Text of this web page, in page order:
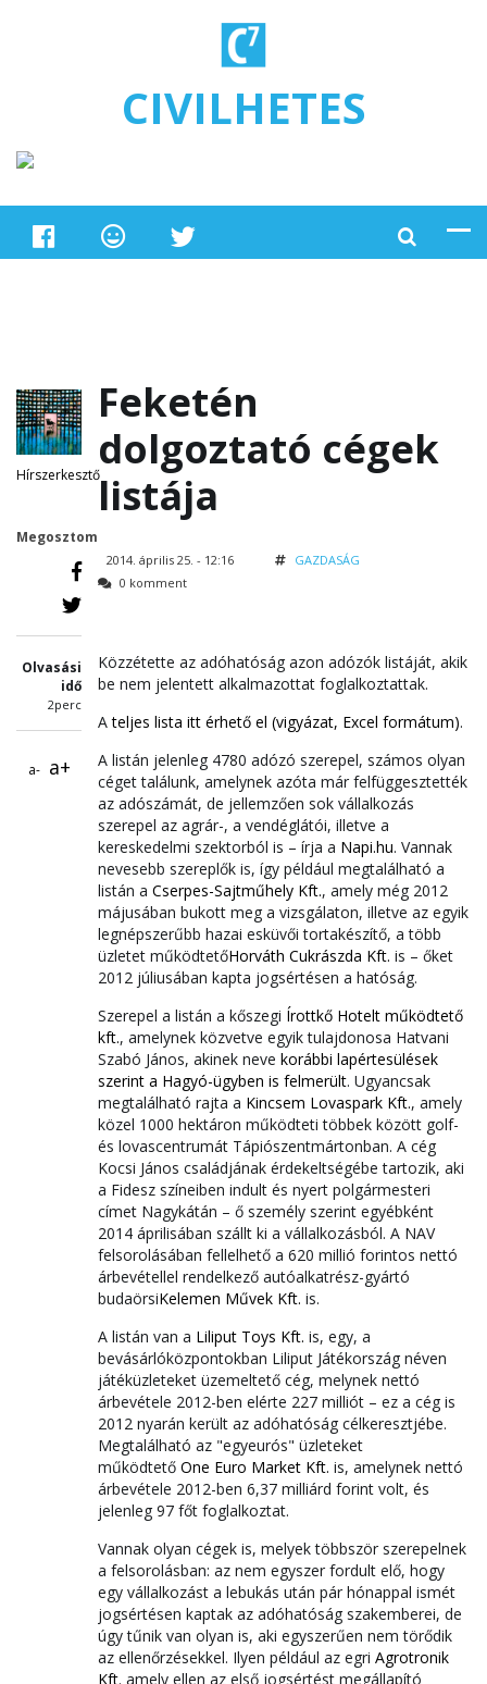
CIVILHETES
Hírszerkesztő
Megosztom
Olvasási
idő
2perc
a- a+
Feketén
dolgoztató cégek
listája
2014. április 25. - 12:16
GAZDASÁG
0 komment
Közzétette az adóhatóság azon adózók listáját, akik
be nem jelentett alkalmazottat foglalkoztattak.
Ateljes lista itt érhető el (vigyázat, Excel formátum).
A listán jelenleg 4780 adózó szerepel, számos olyan
céget találunk, amelynek azóta már felfüggesztették
az adószámát, de jellemzően sok vállalkozás
szerepel az agrár-, a vendéglátói, illetve a
kereskedelmi szektorból is – írja a Napi.hu. Vannak
nevesebb szereplők is, így például megtalálható a
listán a Cserpes-Sajtműhely Kft., amely még 2012
májusában bukott meg a vizsgálaton, illetve az egyik
legnépszerűbb hazai esküvői tortakészítő, a több
üzletet működtetőHorváth Cukrászda Kft. is – őket
2012 júliusában kapta jogsértésen a hatóság.
Szerepel a listán a kőszegi Írottkő Hotelt működtető
kft., amelynek közvetve egyik tulajdonosa Hatvani
Szabó János, akinek neve korábbi lapértesülések
szerint a Hagyó-ügyben is felmerült. Ugyancsak
megtalálható rajta a Kincsem Lovaspark Kft., amely
közel 1000 hektáron működteti többek között golf-
és lovascentrumát Tápiószentmártonban. A cég
Kocsi János családjának érdekeltségébe tartozik, aki
a Fidesz színeiben indult és nyert polgármesteri
címet Nagykátán – ő személy szerint egyébként
2014 áprilisában szállt ki a vállalkozásból. A NAV
felsorolásában fellelhető a 620 millió forintos nettó
árbevétellel rendelkező autóalkatrész-gyártó
budaörsiKelemen Művek Kft. is.
A listán van a Liliput Toys Kft. is, egy, a
bevásárlóközpontokban Liliput Játékország néven
játéküzleteket üzemeltető cég, melynek nettó
árbevétele 2012-ben elérte 227 milliót – ez a cég is
2012 nyarán került az adóhatóság célkeresztjébe.
Megtalálható az "egyeurós" üzleteket
működtető One Euro Market Kft. is, amelynek nettó
árbevétele 2012-ben 6,37 milliárd forint volt, és
jelenleg 97 főt foglalkoztat.
Vannak olyan cégek is, melyek többször szerepelnek
a felsorolásban: az nem egyszer fordult elő, hogy
egy vállalkozást a lebukás után pár hónappal ismét
jogsértésen kaptak az adóhatóság szakemberei, de
úgy tűnik van olyan is, aki egyszerűen nem törődik
az ellenőrzésekkel. Ilyen például az egri Agrotronik
Kft. amely ellen az első jogsértést megállapító